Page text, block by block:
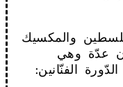
من فلسطين والمكسيك
عدّة وهي
الفنّانين: